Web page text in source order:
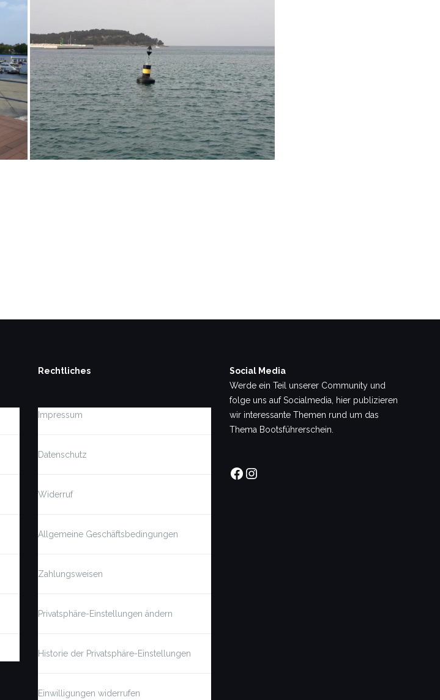
Rechtliches
Impressum
Datenschutz
Widerruf
Allgemeine Geschäftsbedingungen
Zahlungsweisen
Privatsphäre-Einstellungen ändern
Historie der Privatsphäre-Einstellungen
Einwilligungen widerrufen
Social Media
Werde ein Teil unserer Community und
folge uns auf Socialmedia, hier publizieren
wir interessante Themen rund um das
Thema Bootsführerschein.
Facebook
Instagram